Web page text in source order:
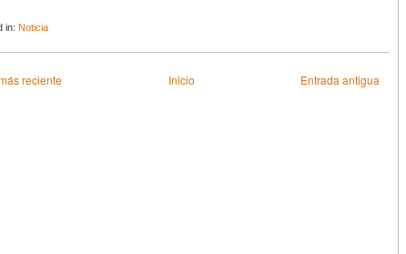
in: Noticia
reciente Entrada antigua
Inicio